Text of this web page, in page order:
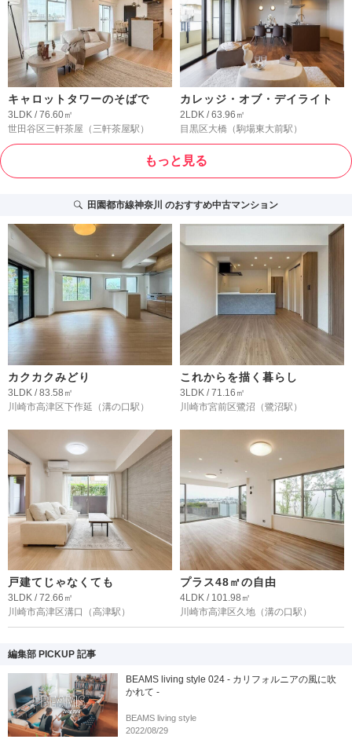
キャロットタワーのそばで
3LDK / 76.60㎡
世田谷区三軒茶屋 （三軒茶屋駅）
カレッジ・オブ・デイライト
2LDK / 63.96㎡
目黒区大橋 （駒場東大前駅）
もっと見る
田園都市線神奈川 のおすすめ中古マンション
カクカクみどり
3LDK / 83.58㎡
川崎市高津区下作延 （溝の口駅）
これからを描く暮らし
3LDK / 71.16㎡
川崎市宮前区鷺沼 （鷺沼駅）
戸建てじゃなくても
3LDK / 72.66㎡
川崎市高津区溝口
（高津駅）
プラス48㎡の自由
4LDK / 101.98㎡
川崎市高津区久地 （溝の口駅）
編集部 PICKUP 記事
BEAMS living style 024 - カリフォルニアの風に吹
かれて -
BEAMS living style
2022/08/29